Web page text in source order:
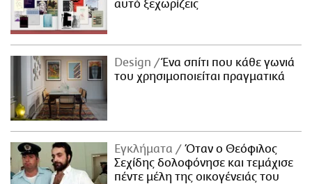
αυτό ξεχωρίζεις
Design
Ένα σπίτι που κάθε γωνιά
του χρησιμοποιείται πραγματικά
Εγκλήματα
Όταν ο Θεόφιλος
Σεχίδης δολοφόνησε και τεμάχισε
πέντε μέλη της οικογένειάς του